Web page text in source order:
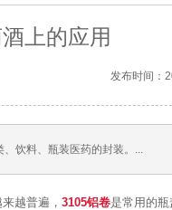
上的应用
发布时间：
饮料、瓶装医药的封装。...
越普遍， 3105铝卷是常用的